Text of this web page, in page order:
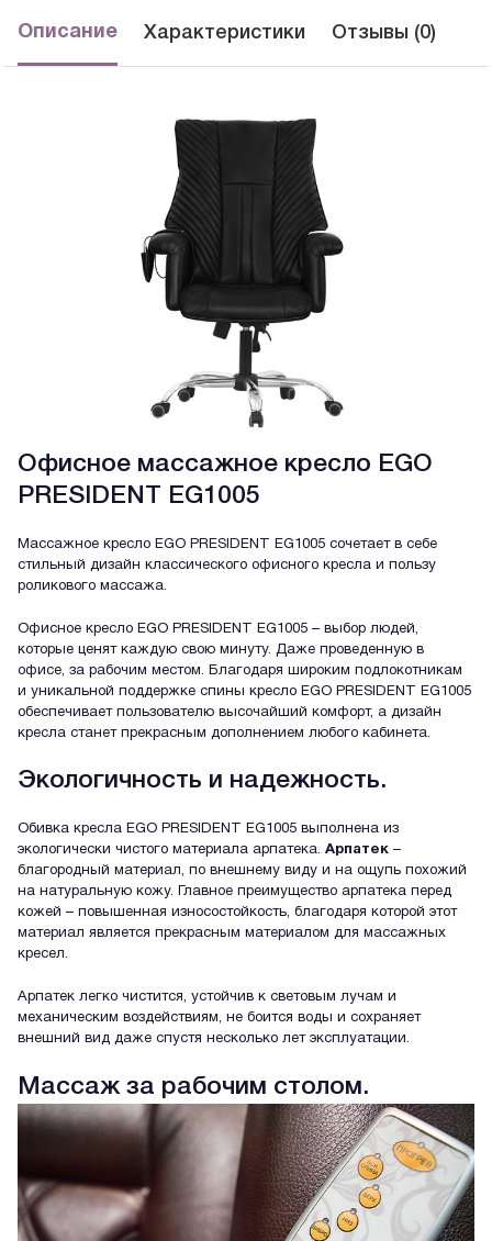
Описание Характеристики Отзывы (0)
Офисное массажное кресло EGO
PRESIDENT EG1005
Массажное кресло EGO PRESIDENT EG1005 сочетает в себе
стильный дизайн классического офисного кресла и пользу
роликового массажа.
Офисное кресло EGO PRESIDENT EG1005 – выбор людей,
которые ценят каждую свою минуту. Даже проведенную в
офисе, за рабочим местом. Благодаря широким подлокотникам
и уникальной поддержке спины кресло EGO PRESIDENT EG1005
обеспечивает пользователю высочайший комфорт, а дизайн
кресла станет прекрасным дополнением любого кабинета.
Экологичность и надежность.
Обивка кресла EGO PRESIDENT EG1005 выполнена из
экологически чистого материала арпатека. Арпатек –
благородный материал, по внешнему виду и на ощупь похожий
на натуральную кожу. Главное преимущество арпатека перед
кожей – повышенная износостойкость, благодаря которой этот
материал является прекрасным материалом для массажных
кресел.
Арпатек легко чистится, устойчив к световым лучам и
механическим воздействиям, не боится воды и сохраняет
внешний вид даже спустя несколько лет эксплуатации.
Массаж за рабочим столом.